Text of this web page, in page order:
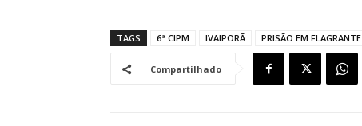
TAGS 6ª CIPM IVAIPORÃ PRISÃO EM FLAGRANTE
Compartilhado